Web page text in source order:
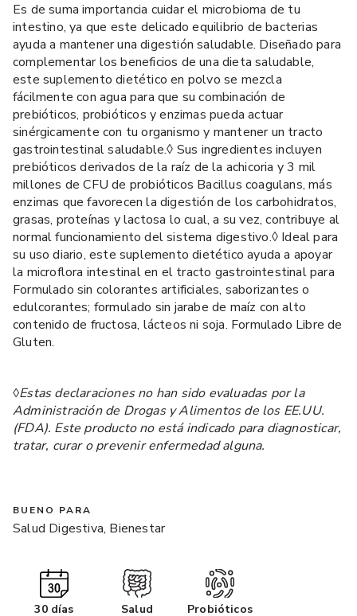
Es de suma importancia cuidar el microbioma de tu
intestino, ya que este delicado equilibrio de bacterias
ayuda a mantener una digestión saludable. Diseñado para
complementar los beneficios de una dieta saludable,
este suplemento dietético en polvo se mezcla
fácilmente con agua para que su combinación de
prebióticos, probióticos y enzimas pueda actuar
sinérgicamente con tu organismo y mantener un tracto
gastrointestinal saludable.◊ Sus ingredientes incluyen
prebióticos derivados de la raíz de la achicoria y 3 mil
millones de CFU de probióticos Bacillus coagulans, más
enzimas que favorecen la digestión de los carbohidratos,
grasas, proteínas y lactosa lo cual, a su vez, contribuye al
normal funcionamiento del sistema digestivo.◊ Ideal para
su uso diario, este suplemento dietético ayuda a apoyar
la microflora intestinal en el tracto gastrointestinal para
Formulado sin colorantes artificiales, saborizantes o
edulcorantes; formulado sin jarabe de maíz con alto
contenido de fructosa, lácteos ni soja. Formulado Libre de
Gluten.
◊Estas declaraciones no han sido evaluadas por la
Administración de Drogas y Alimentos de los EE.UU.
(FDA). Este producto no está indicado para diagnosticar,
tratar, curar o prevenir enfermedad alguna.
BUENO PARA
Salud Digestiva, Bienestar
30 días
Salud
Probióticos